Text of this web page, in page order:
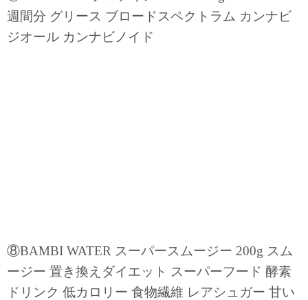
週間分 グリース ブロードスペクトラム カンナビ
ジオール カンナビノイド
⑧BAMBI WATER スーパースムージー 200g スム
ージー 置き換えダイエット スーパーフード 酵素
ドリンク 低カロリー 食物繊維 レアシュガー 甘い